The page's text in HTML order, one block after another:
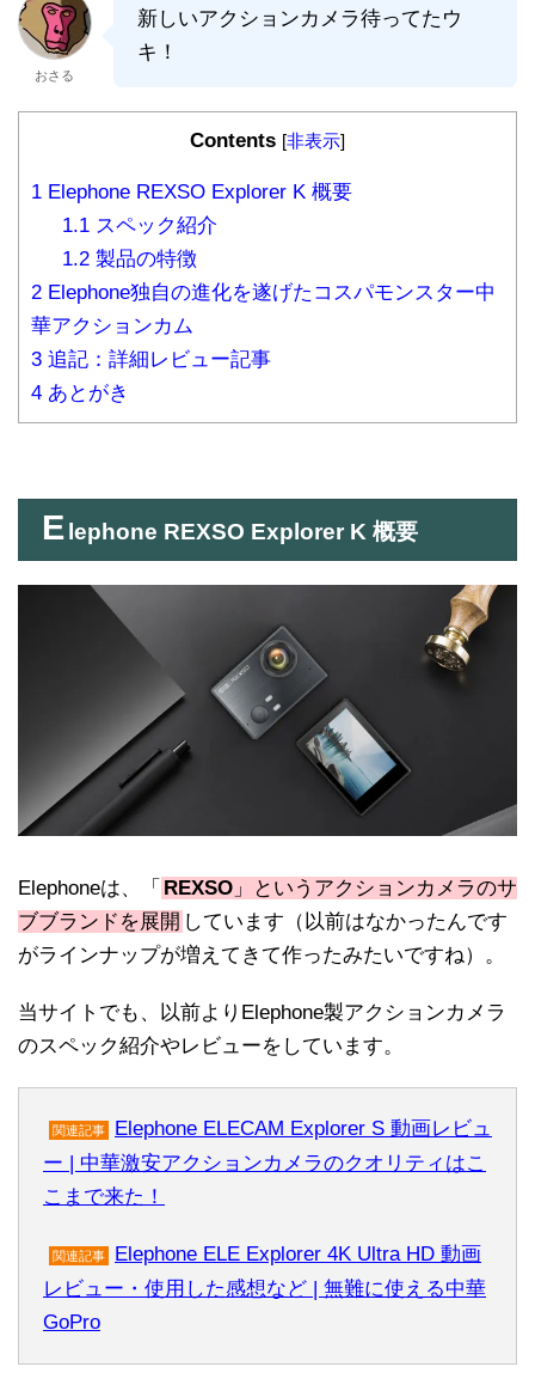
おさる
新しいアクションカメラ待ってたウ
キ！
Contents [非表示]
1 Elephone REXSO Explorer K 概要
1.1スペック紹介
1.2製品の特徴
2 Elephone独自の進化を遂げたコスパモンスター中
華アクションカム
3 追記：詳細レビュー記事
4 あとがき
E lephone REXSO Explorer K 概要
Elephoneは、「 REXSO 」というアクションカメラのサ
ブブランドを展開 しています（以前はなかったんです
がラインナップが増えてきて作ったみたいですね）。
当サイトでも、以前よりElephone製アクションカメラ
のスペック紹介やレビューをしています。
関連記事
Elephone ELECAM Explorer S 動画レビュ
ー | 中華激安アクションカメラのクオリティはこ
こまで来た！
関連記事
Elephone ELE Explorer 4K Ultra HD 動画
レビュー・使用した感想など | 無難に使える中華
GoPro